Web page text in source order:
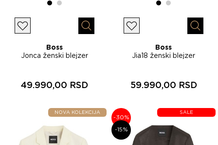
Lista želja Brzi pregled
Boss
Jonca ženski blejzer
49.990,00 RSD
Lista želja Brzi
Boss
Jia18 ženski blejzer
59.990,00 RSD
NOVA KOLEKCIJA
-30%
-15%
SALE